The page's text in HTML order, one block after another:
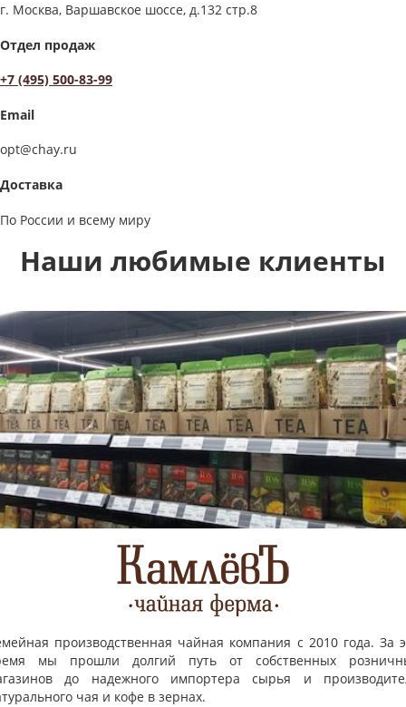
г. Москва, Варшавское шоссе, д.132 стр.8
Отдел продаж
+7 (495) 500-83-99
Email
opt@chay.ru
Доставка
По России и всему миру
Наши любимые клиенты
next
производственная чайная компания с 2010 года. За
мы прошли долгий путь от собственных
до надежного импортера сырья и
чая и кофе в зернах.